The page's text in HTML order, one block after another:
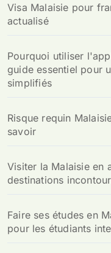
Visa Malaisie pour
actualisé
Pourquoi utiliser
guide essentiel pour
simplifiés
Risque requin
savoir
Visiter la Malaisie en
destinations
Faire ses études en
pour les étudiants